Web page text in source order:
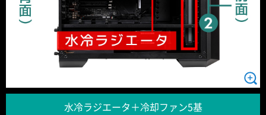
水冷ラジエータ＋冷却ファン5基